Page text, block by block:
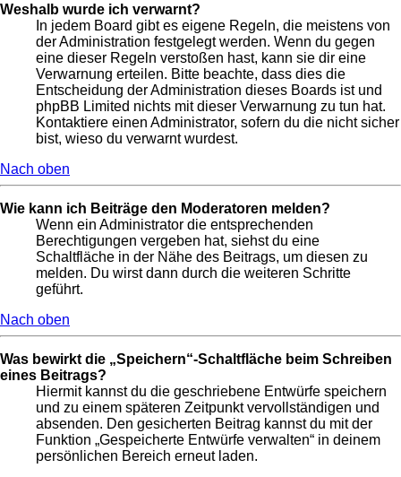
Weshalb wurde ich verwarnt?
In jedem Board gibt es eigene Regeln, die meistens von
der Administration festgelegt werden. Wenn du gegen
eine dieser Regeln verstoßen hast, kann sie dir eine
Verwarnung erteilen. Bitte beachte, dass dies die
Entscheidung der Administration dieses Boards ist und
phpBB Limited nichts mit dieser Verwarnung zu tun hat.
Kontaktiere einen Administrator, sofern du die nicht sicher
bist, wieso du verwarnt wurdest.
Nach oben
Wie kann ich Beiträge den Moderatoren melden?
Wenn ein Administrator die entsprechenden
Berechtigungen vergeben hat, siehst du eine
Schaltfläche in der Nähe des Beitrags, um diesen zu
melden. Du wirst dann durch die weiteren Schritte
geführt.
Nach oben
Was bewirkt die „Speichern“-Schaltfläche beim Schreiben
eines Beitrags?
Hiermit kannst du die geschriebene Entwürfe speichern
und zu einem späteren Zeitpunkt vervollständigen und
absenden. Den gesicherten Beitrag kannst du mit der
Funktion „Gespeicherte Entwürfe verwalten“ in deinem
persönlichen Bereich erneut laden.